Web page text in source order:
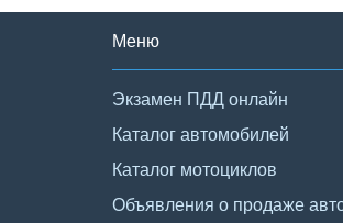
Меню
Экзамен ПДД онлайн
Каталог автомобилей
Каталог мотоциклов
Объявления о продаже